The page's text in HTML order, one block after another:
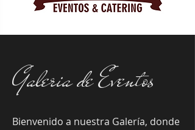
Galeria de Eventos
Bienvenido a nuestra Galería, donde